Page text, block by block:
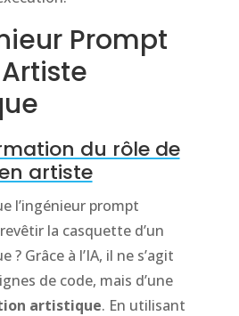
Prompt
du rôle de
artiste
l’ingénieur prompt
la casquette d’un
Grâce à l’IA, il ne s’agit
de code, mais d’une
artistique. En utilisant